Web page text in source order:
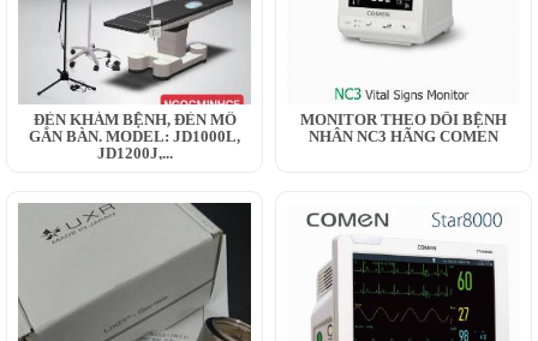
ĐÈN KHÁM BỆNH, ĐÈN MỔ
GẮN BÀN. MODEL: JD1000L,
JD1200J,...
MONITOR THEO DÕI BỆNH
NHÂN NC3 HÃNG COMEN